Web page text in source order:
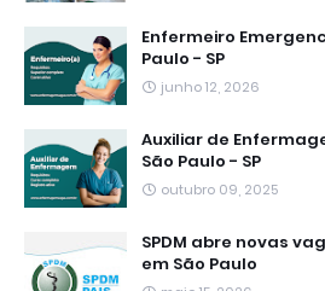
Enfermeiro
Paulo - SP
junho 12, 2026
Auxiliar de
São Paulo - SP
outubro 09, 2025
SPDM abre novas
em São Paulo